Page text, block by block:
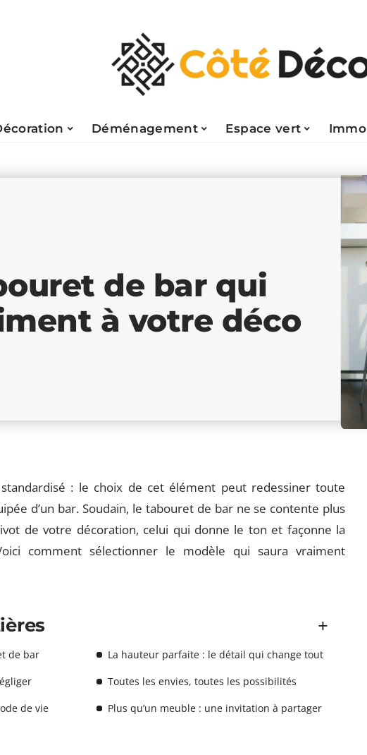
Déménagement Espace vert Immo
de bar qui
à votre déco
: le choix de cet élément peut redessiner toute
d’un bar. Soudain, le tabouret de bar ne se contente plus
de votre décoration, celui qui donne le ton et façonne la
comment sélectionner le modèle qui saura vraiment
de bar
La hauteur parfaite : le détail qui change tout
Toutes les envies, toutes les possibilités
de vie
Plus qu’un meuble : une invitation à partager